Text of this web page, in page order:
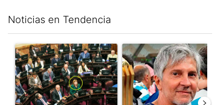
Noticias en Tendencia
Un artículo de tendencia con el título "La Rosada busca
Un artículo de tendencia con